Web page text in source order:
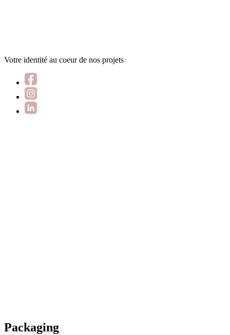
Votre identité au coeur de nos projets
Packaging